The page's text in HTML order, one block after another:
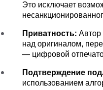
Это исключает
Приватность: Автор
над оригиналом,
— цифровой
Подтверждение
использованием